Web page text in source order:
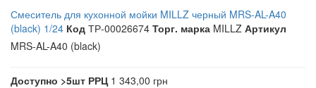
Смеситель для кухонной мойки MILLZ черный MRS-AL-A40
(black) 1/24 Код ТР-00026674 Торг. марка MILLZ Артикул
MRS-AL-A40 (black)
Доступно >5шт РРЦ1 343,00 грн